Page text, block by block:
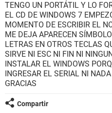
TENGO UN PORTÁTIL Y LO
EL CD DE WINDOWS 7
MOMENTO DE ESCRIBIR EL
ME DEJA APARECEN
LETRAS EN OTROS TECLAS
SIRVE NI ESC NI FIN NI
INSTALAR EL WINDOWS
INGRESAR EL SERIAL NI
GRACIAS
Compartir